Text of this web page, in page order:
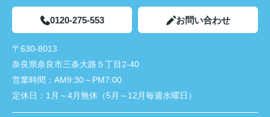
0120-275-553 お問い合わせ
〒630-8013
奈良県奈良市三条大路５丁目2-40
営業時間： AM9:30～PM7:00
定休日： 1月～4月無休（5月～12月毎週水曜日）